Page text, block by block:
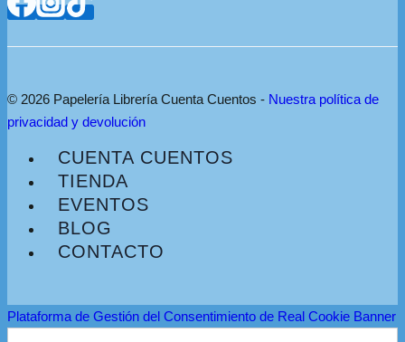
© 2026 Papelería Librería Cuenta Cuentos - Nuestra política de
privacidad y devolución
CUENTA CUENTOS
TIENDA
EVENTOS
BLOG
CONTACTO
Plataforma de Gestión del Consentimiento de Real Cookie Banner
Buscar: